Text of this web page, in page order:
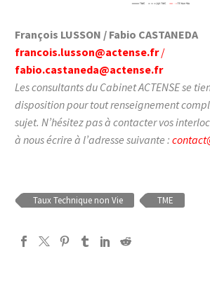
François LUSSON / Fabio CASTANEDA
francois.lusson@actense.fr/
fabio.castaneda@actense.fr
Les consultants du Cabinet ACTENSE se
disposition pour tout renseignement
sujet. N’hésitez pas à contacter vos
à nous écrire à l’adresse suivante :
Taux Technique non Vie TME